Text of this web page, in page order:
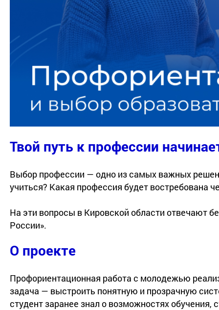
Твой путь к профессии
Выбор профессии — одно из самых важных
учиться? Какая профессия будет востребована
На эти вопросы в Кировской области отвечают
России».
О проекте
Профориентационная работа с молодежью
задача — выстроить понятную и прозрачную
студент заранее знал о возможностях обучения,